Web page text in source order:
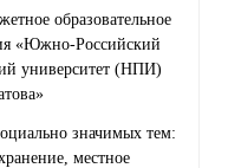
образовательное
«Южно-Российский
университет (НПИ)
значимых тем:
местное